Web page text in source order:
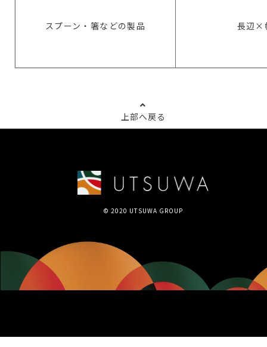
スプーン・箸などの製品 長辺×
上部へ戻る
© 2020 UTSUWA GROUP